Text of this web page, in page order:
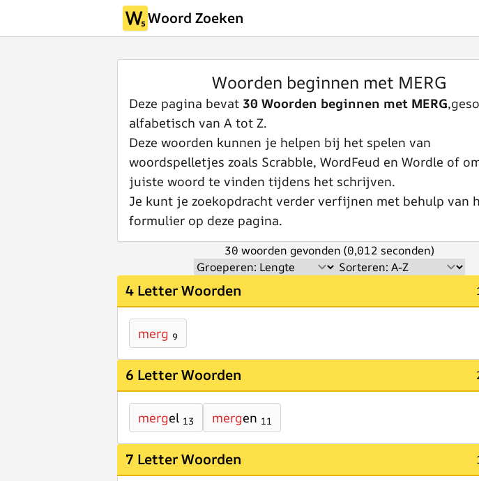
Woord Zoeken
Woorden beginnen met MERG
Deze pagina bevat 30 Woorden beginnen met MERG
alfabetisch van A tot Z.
Deze woorden kunnen je helpen bij het spelen van
woordspelletjes zoals Scrabble, WordFeud en Wordle of
juiste woord te vinden tijdens het schrijven.
Je kunt je zoekopdracht verder verfijnen met behulp van
formulier op deze pagina.
30 woorden gevonden (0,012 seconden)
4 Letter Woorden
merg 9
6 Letter Woorden
mergel 13 mergen 11
7 Letter Woorden